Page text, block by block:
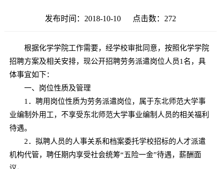
发布时间：2018-10-10 点击数： 272
根据化学学院工作需要，经学校审批同意，按照化学学院
招聘方案及相关安排，现公开招聘劳务派遣岗位人员1名，具
体事宜如下：
一、岗位性质及管理
1．聘用岗位性质为劳务派遣岗位，属于东北师范大学事
业编制外用工，不享受东北师范大学事业编制人员的相关福利
待遇。
2．拟聘人员的人事关系和档案委托学校招标的人才派遣
机构代管，聘任期内享受社会统筹“五险一金”待遇，薪酬面